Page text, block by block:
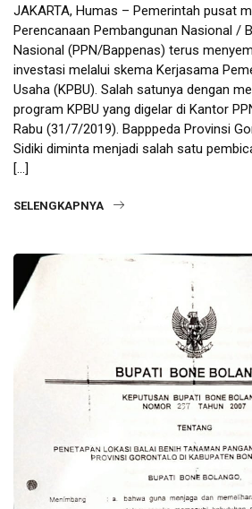
JAKARTA, Humas – Pemerintah pusat
Perencanaan Pembangunan Nasional /
Nasional (PPN/Bappenas) terus
investasi melalui skema Kerjasama
Usaha (KPBU). Salah satunya dengan
program KPBU yang digelar di Kantor
Rabu (31/7/2019). Bapppeda Provinsi
Sidiki diminta menjadi salah satu
[…]
SELENGKAPNYA